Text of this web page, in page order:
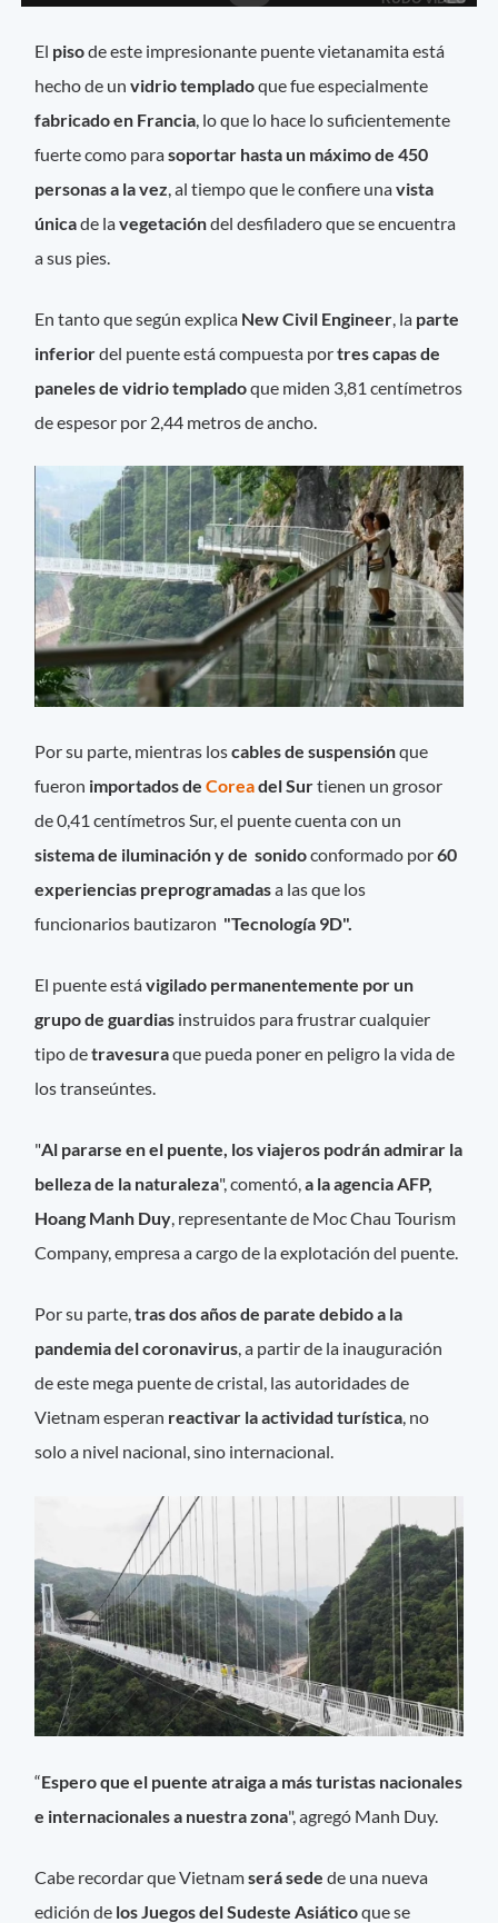
El pisode este impresionante puente vietanamita está
hecho de unvidrio templadoque fue especialmente
fabricado en Francia , lo que lo hace lo suficientemente
fuerte como parasoportar hasta un máximo de 450
personas a la vez , al tiempo que le confiere unavista
únicade lavegetacióndel desfiladero que se encuentra
a sus pies.
En tanto que según explica New Civil Engineer, la parte
inferiordel puente está compuesta portres capas de
paneles de vidrio templadoque miden 3,81 centímetros
de espesor por 2,44 metros de ancho.
Por su parte, mientras loscables de suspensiónque
fueron importados deCoreadel Surtienen un grosor
de 0,41 centímetros Sur, el puente cuenta con un
sistema de iluminación y de sonidoconformado por60
experiencias preprogramadasa las que los
funcionarios bautizaron "Tecnología 9D".
El puente estávigilado permanentemente por un
grupo de guardias instruidos para frustrar cualquier
tipo detravesuraque pueda poner en peligro la vida de
los transeúntes.
"Al pararse en el puente, los viajeros podrán admirar la
belleza de la naturaleza", comentó,a la agencia AFP,
Hoang Manh Duy, representante de Moc Chau Tourism
Company, empresa a cargo de la explotación del puente.
Por su parte,tras dos años de parate debido a la
pandemia del coronavirus, a partir de la inauguración
de este mega puente de cristal, las autoridades de
Vietnam esperan reactivar la actividad turística, no
solo a nivel nacional, sino internacional.
“Espero que el puente atraiga a más turistas nacionales
e internacionales a nuestra zona", agregó Manh Duy.
Cabe recordar que Vietnamserá sedede una nueva
edición de los Juegos del Sudeste Asiáticoque se